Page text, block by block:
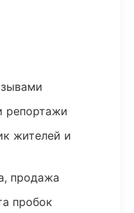
репортажи
жителей и
продажа
пробок